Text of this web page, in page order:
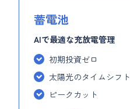
蓄電池
AIで最適な充放電管理
初期投資ゼロ
太陽光のタイムシフト
ピークカット